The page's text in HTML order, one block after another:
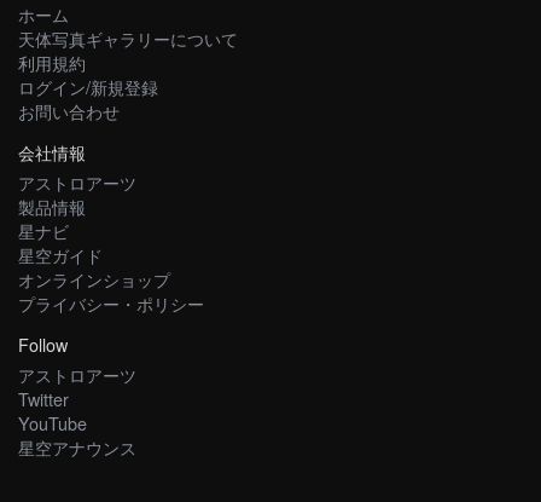
ホーム
天体写真ギャラリーについて
利用規約
ログイン/新規登録
お問い合わせ
会社情報
アストロアーツ
製品情報
星ナビ
星空ガイド
オンラインショップ
プライバシー・ポリシー
Follow
アストロアーツ
Twitter
YouTube
星空アナウンス